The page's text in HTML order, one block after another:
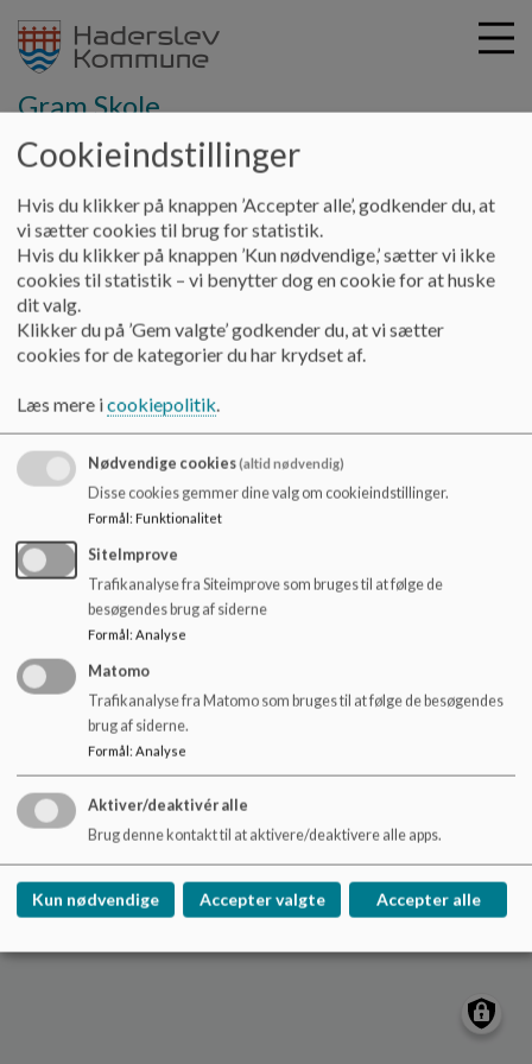
i
Gram Skole
Stillingsopslag
Ledige stillinger
Gram Skole har ingen opslåede stillinger lige nu.
Ønsker du at blive vikar, kan du sende en mail med din
ansøgning til gramskole@haderslev.dk.
Gramskole
Stadionvej 9E
gramskole@haderslev.dk
+45 74 34 33 00
EAN NR. 5798005281061
Sitemap
Cookie politik
Cookieindstillinger
Hvis du klikker på knappen ’Accepter alle’, godkender du, at
vi sætter cookies til brug for statistik.
Hvis du klikker på knappen ’Kun nødvendige,’ sætter vi ikke
cookies til statistik – vi benytter dog en cookie for at huske
dit valg.
Klikker du på ’Gem valgte’ godkender du, at vi sætter
cookies for de kategorier du har krydset af.
Læs mere icookiepolitik.
Nødvendige cookies(altid nødvendig)
Disse cookies gemmer dine valg om cookieindstillinger.
Formål: Funktionalitet
SiteImprove
Trafikanalyse fra Siteimprove som bruges til at følge de
besøgendes brug af siderne
Formål: Analyse
Matomo
Trafikanalyse fra Matomo som bruges til at følge de besøgendes
brug af siderne.
Formål: Analyse
Aktiver/deaktivér alle
Brug denne kontakt til at aktivere/deaktivere alle apps.
Kun nødvendige Accepter valgte Accepter alle